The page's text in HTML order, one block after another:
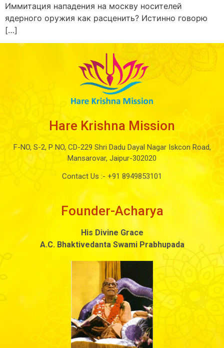
Иммитация нападения на москву носителей
ядерного оружия как расценить? Истинно говорю
[…]
Hare Krishna Mission
F-NO, S-2, P NO, CD-229 Shri Dadu Dayal Nagar Iskcon Road,
Mansarovar, Jaipur-302020
Contact Us :- +91 8949853101
Founder-Acharya
His Divine Grace
A.C. Bhaktivedanta Swami Prabhupada